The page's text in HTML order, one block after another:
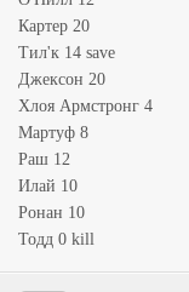
Картер 20
Тил'к 14 save
Джексон 20
Хлоя Армстронг 4
Мартуф 8
Раш 12
Илай 10
Ронан 10
Тодд 0 kill